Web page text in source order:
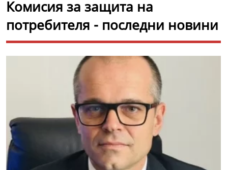
Комисия за защита на
потребителя - последни новини